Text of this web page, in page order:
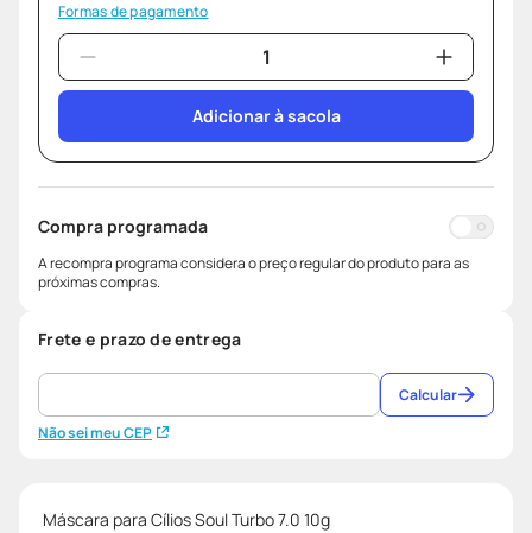
Formas de pagamento
Adicionar à sacola
Compra programada
A recompra programa considera o preço regular do produto para as
próximas compras.
Frete e prazo de entrega
Não sei meu CEP
Calcular
Máscara para Cílios Soul Turbo 7.0 10g